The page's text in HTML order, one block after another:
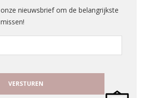
nieuwsbrief om de belangrijkste